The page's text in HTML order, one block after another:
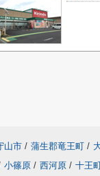
山市 / 蒲生郡竜王町 /
小篠原 / 西河原 / 十王